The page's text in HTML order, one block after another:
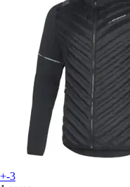
+-3